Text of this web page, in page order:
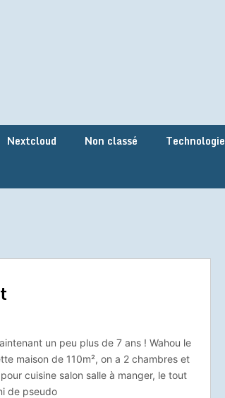
Nextcloud Non classé Technologie
un peu plus de 7 ans ! Wahou le
maison de 110m², on a 2 chambres et
cuisine salon salle à manger, le tout
de pseudo